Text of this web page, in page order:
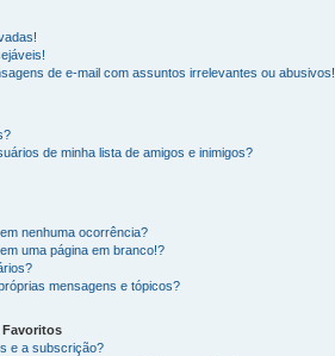
de e-mail com assuntos irrelevantes ou abusivos!
de minha lista de amigos e inimigos?
nenhuma ocorrência?
uma página em branco!?
mensagens e tópicos?
Favoritos
e a subscrição?